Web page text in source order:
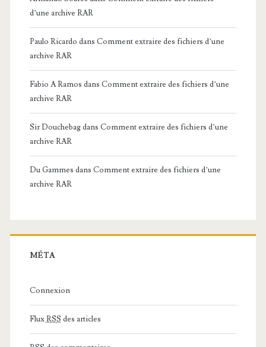
d’une archive RAR
Paulo Ricardo dans Comment extraire des fichiers d’une
archive RAR
Fabio A Ramos dans Comment extraire des fichiers d’une
archive RAR
Sir Douchebagdans Comment extraire des fichiers d’une
archive RAR
Du Gammes dans Comment extraire des fichiers d’une
archive RAR
MÉTA
Connexion
FluxRSS des articles